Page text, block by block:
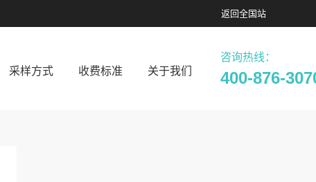
返回全国站
咨询热线：
400-876-
采样方式 收费标准 关于我们